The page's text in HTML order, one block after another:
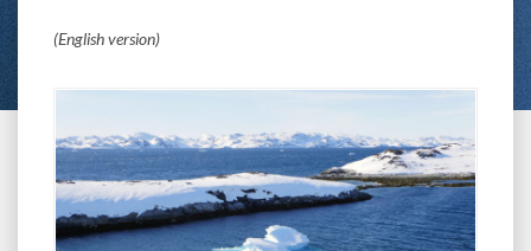
(English version)